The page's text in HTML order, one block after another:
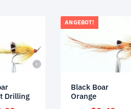
Drilling
ANGEBOT!
Black Boar
Orange